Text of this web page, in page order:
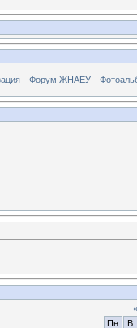
Форум ЖНАЕУ
«
Пн
Вт